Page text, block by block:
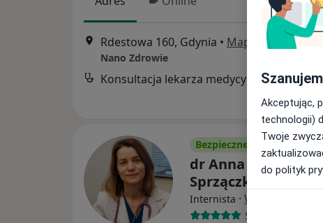
Rdestowa 160, Gdynia • Mapa
Nano Zdrowie
Konsultacja lekarza medycyny pracy
Bezpieczne płatności
dr Anna
Sprzączkowska
Internista · Więcej
52 opinie
Akceptując,
technologii)
Twoje
do polityk